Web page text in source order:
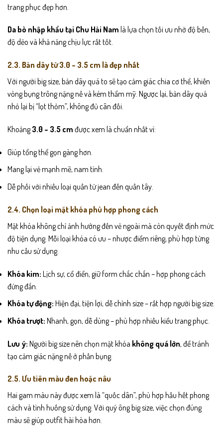
trang phục đẹp hơn.
Da bò nhập khẩu tại Chu Hải Nam là lựa chọn tối ưu nhờ độ bền,
độ dẻo và khả năng chịu lực rất tốt.
2.3. Bản dây từ 3.0 – 3.5 cm là đẹp nhất
Với người big size, bản dây quá to sẽ tạo cảm giác chia cơ thể, khiến
vòng bụng trông nặng nề và kém thẩm mỹ. Ngược lại, bản dây quá
nhỏ lại bị “lọt thỏm”, không đủ cân đối.
Khoảng3.0 – 3.5 cm được xem là chuẩn nhất vì:
Giúp tổng thể gọn gàng hơn.
Mang lại vẻ mạnh mẽ, nam tính.
Dễ phối với nhiều loại quần từ jean đến quần tây.
2.4. Chọn loại mặt khóa phù hợp phong cách
Mặt khóa không chỉ ảnh hưởng đến vẻ ngoài mà còn quyết định mức
độ tiện dụng. Mỗi loại khóa có ưu – nhược điểm riêng, phù hợp từng
nhu cầu sử dụng.
Khóa kim: Lịch sự, cổ điển, giữ form chắc chắn – hợp phong cách
đứng đắn.
Khóa tự động: Hiện đại, tiện lợi, dễ chỉnh size – rất hợp người big size.
Khóa trượt: Nhanh, gọn, dễ dùng – phù hợp nhiều kiểu trang phục.
Lưu ý: Người big size nên chọn mặt khóa không quá lớn, để tránh
tạo cảm giác nặng nề ở phần bụng.
2.5. Ưu tiên màu đen hoặc nâu
Hai gam màu này được xem là “quốc dân”, phù hợp hầu hết phong
cách và tình huống sử dụng. Với quý ông big size, việc chọn đúng
màu sẽ giúp outfit hài hòa hơn.